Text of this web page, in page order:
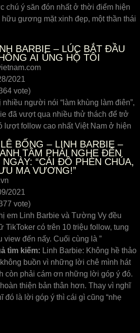
chú ý săn đón nhất ở thời điểm hiện
gương mặt xinh đẹp, một thần thái
BARBIE – LÚC BẮT ĐẦU
AI ỦNG HỘ TÔI
2021
vote)
người nói “làm khùng làm điên”,
đã vượt qua nhiều thử thách để trở
lượt follow cao nhất Việt Nam ở hiện
BỐNG – LINH BARBIE –
TÂM PHẢI NGHE ĐẾN
“CÁI ĐỒ PHÈN CHÚA,
MA VƯƠNG!”
2021
vote)
em Linh Barbie và Tường Vy đều
TikToker có trên 10 triệu follow, tung
view đến nấy. Cuối cùng là ”
tìm kiếm: Linh Barbie: Không hề thảo
buồn vì những lời chê mình hát
còn phải cám ơn những lời góp ý đó.
thiện bản thân hơn. Thay vì nghĩ
đó là lời góp ý thì cái gì cũng “nhẹ